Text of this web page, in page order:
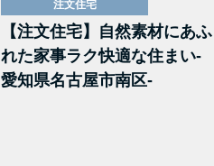
注文住宅
【注文住宅】自然素材にあふ
れた家事ラク快適な住まい-
愛知県名古屋市南区-